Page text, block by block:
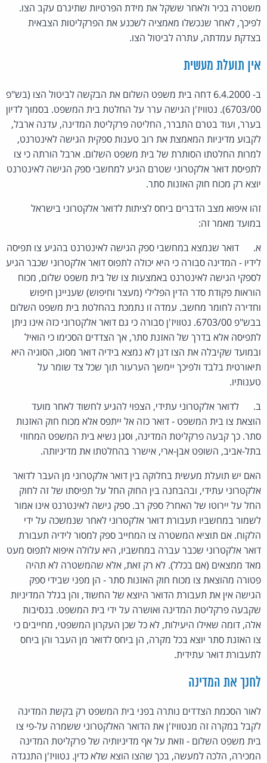
משטרה בכיר ולאחר ששקל את מידת הפרטיות שתיגרם עקב הצו.
לפיכך, לאחר שנכשלו מאמציה לשכנע את הפרקליטות הצבאית
בצדקת עמדתה, עתרה לביטול הצו.
אין תועלת מעשית
ב- 6.4.2000 דחה בית משפט השלום את הבקשה לביטול הצו (בש"פ
6703/00). נטוויז'ן הגישה ערר על החלטת בית המשפט. בסמוך לדיון
בערר, ועוד בטרם התברר, החליטה פרקליטת המדינה, עדנה ארבל,
לקבוע מדיניות המאמצת את רוב טענות ספקית הגישה לאינטרנט,
למרות החלטתו הסותרת של בית משפט השלום. ארבל הורתה כי צו
לתפיסת דואר אלקטרוני שטרם הגיע למחשבי ספק הגישה לאינטרנט
יוצא רק מכוח חוק האזנות סתר.
זהו איפוא מצב הדברים ביחס לציתות לדואר אלקטרוני בישראל
במועד מאמר זה:
א. דואר שנמצא במחשבי ספק הגישה לאינטרנט בהגיע צו תפיסה
לידיו - המדינה סבורה כי היא יכולה לתפוס דואר אלקטרוני שכבר הגיע
לספקי הגישה לאינטרנט באמצעות צו של בית משפט שלום, מכוח
הוראות פקודת סדר הדין הפלילי (מעצר וחיפוש) שעניינן חיפוש
וחדירה לחומר מחשב. עמדה זו נתמכת בהחלטת בית משפט השלום
בבש"פ 6703/00. נטוויז'ן סבורה כי גם דואר אלקטרוני כזה אינו ניתן
לתפיסה אלא בדרך של האזנת סתר, אך הצדדים הסכימו כי הואיל
ובמועד שקיבלה את הצו דנן לא נמצא בידיה דואר מסוג, הסוגיה היא
תיאורטית בלבד ולפיכך יימשך הערעור תוך שכל צד שומר על
טענותיו.
ב. לדואר אלקטרוני עתידי, הצפוי להגיע לחשוד לאחר מועד
הוצאת צו בית המשפט - דואר כזה אל ייתפס אלא מכוח חוק האזנות
סתר. כך קבעה פרקליטת המדינה, וסגן נשיא בית המשפט המחוזי
בתל-אביב, השופט אבן-ארי, אישרר בהחלטתו את מדיניותה.
האם יש תועלת מעשית בחלוקה בין דואר אלקטרוני מן העבר לדואר
אלקטרוני עתידי, ובהבחנה בין החוק החל על תפיסתו של זה לחוק
החל על יירוטו של האחר? ספק רב. ספק גישה לאינטרנט אינו אמור
לשמור במחשביו תעבורת דואר אלקטרוני לאחר שנמשכה על ידי
הלקוח. אם תוציא המשטרה צו המחייב ספק למסור לידיה תעבורת
דואר אלקטרוני שכבר עברה במחשביו, היא עלולה איפוא לתפוס מעט
מאד ממצאים (אם בכלל). לא רק זאת, אלא שהמשטרה לא תהיה
פטורה מהוצאת צו מכוח חוק האזנות סתר - הן מפני שבידי ספק
הגישה אין את תעבורת הדואר היוצא של החשוד, והן בגלל המדיניות
שקבעה פרקליטת המדינה ואושרה על ידי בית המשפט. בנסיבות
אלה, דומה שאילו היעילות, לא כל שכן העקרון המשפטי, מחייבים כי
צו האזנת סתר יוצא בכל מקרה, הן ביחס לדואר מן העבר והן ביחס
לתעבורת דואר עתידית.
לחנך את המדינה
לאור הסכמת הצדדים נותרה בפני בית המשפט רק בקשת המדינה
לקבל במקרה זה מנטוויז'ן את הדואר האלקטרוני ששמרה על-פי צו
בית משפט השלום - וזאת על אף מדיניותיה של פרקליטת המדינה
המכירה, הלכה למעשה, בכך שהצו הוצא שלא כדין. נטוויז'ן התנגדה